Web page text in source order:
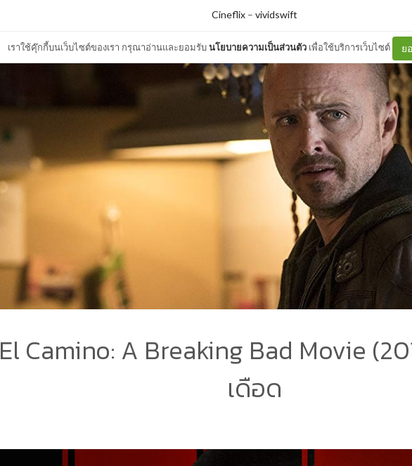
เราใช้คุ๊กกี้บนเว็บไซต์ของเรา กรุณาอ่านและยอมรับนโยบายความเป็นส่วนตัว เพื่อใช้บริการเว็บไซต์ ย
Cineflix – vividswift
El Camino: A Breaking Bad Movie
เดือด